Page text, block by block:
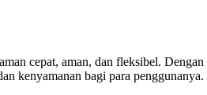
cepat, aman, dan fleksibel. Dengan
kenyamanan bagi para penggunanya.